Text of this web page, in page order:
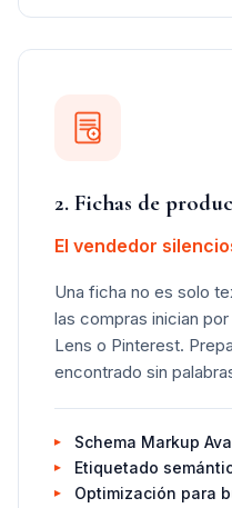
2. Fichas de
El vendedor
Una ficha no es solo
las compras inician
Lens o Pinterest.
encontrado sin
Schema Markup
Etiquetado
Optimización para